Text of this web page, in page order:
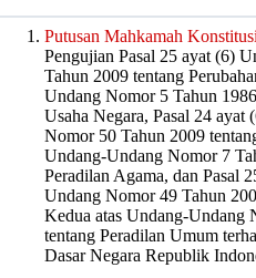
Putusan Mahkamah
Pengujian Pasal 25 ayat (6)
Tahun 2009 tentang
Undang Nomor 5 Tahun
Usaha Negara, Pasal 24 ayat
Nomor 50 Tahun 2009
Undang-Undang Nomor 7
Peradilan Agama, dan Pasal
Undang Nomor 49 Tahun
Kedua atas Undang-Undang
tentang Peradilan Umum
Dasar Negara Republik